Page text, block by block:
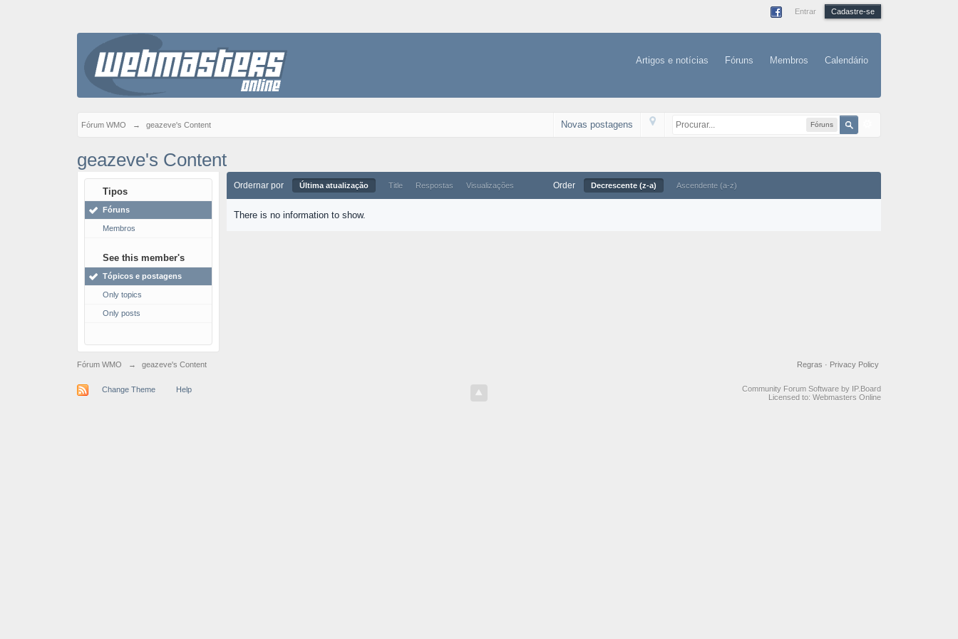
Entrar Cadastre-se
Artigos e notícias Fóruns Membros Calendário
Fórum WMO → geazeve's Content Fóruns
Novas postagens
geazeve's Content
Tipos
Fóruns
Membros
See this member's
Tópicos e postagens
Only topics
Only posts
Ordernar por Última atualização Title Respostas Visualizações Order Decrescente (z-a) Ascendente (a-z)
There is no information to show.
Fórum WMO → geazeve's Content Privacy Policy
Regras ·
Change Theme Help
Community Forum Software by IP.Board
Licensed to: Webmasters Online